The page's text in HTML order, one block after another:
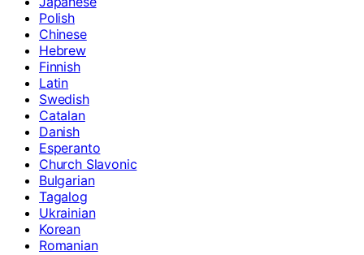
Polish
Chinese
Hebrew
Finnish
Latin
Swedish
Catalan
Danish
Esperanto
Church Slavonic
Bulgarian
Tagalog
Ukrainian
Korean
Romanian